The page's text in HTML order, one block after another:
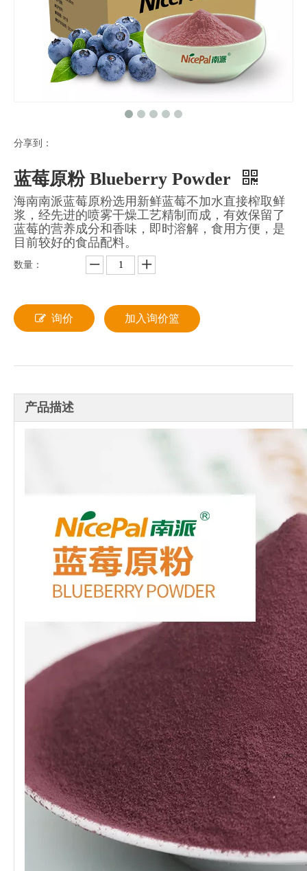
分享到：
蓝莓原粉 Blueberry Powder
海南南派蓝莓原粉选用新鲜蓝莓不加水直接榨取鲜
浆，经先进的喷雾干燥工艺精制而成，有效保留了
蓝莓的营养成分和香味，即时溶解，食用方便，是
目前较好的食品配料。
数量：
询价 加入询价篮
产品描述